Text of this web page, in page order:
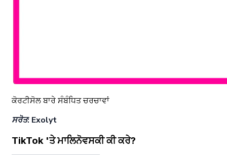
ਕੋਰਟੀਸੋਲ ਬਾਰੇ ਸੰਬੰਧਿਤ ਚਰਚਾਵਾਂ
ਸਰੋਤ: Exolyt
TikTok 'ਤੇ ਮਾਲਿਨੋਵਸਕੀ ਕੀ ਕਰੇ?